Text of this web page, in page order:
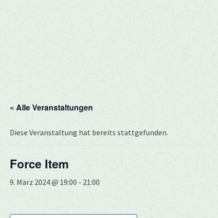
« Alle Veranstaltungen
Diese Veranstaltung hat bereits stattgefunden.
Force Item
9. März 2024 @ 19:00 - 21:00